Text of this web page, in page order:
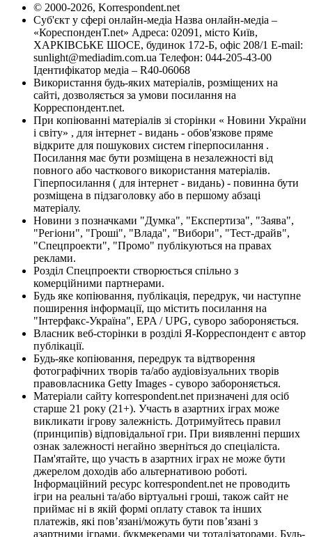
© 2000-2026, Korrespondent.net
Суб'єкт у сфері онлайн-медіа Назва онлайн-медіа –
«КореспонденТ.net» Адреса: 02091, місто Київ,
ХАРКІВСЬКЕ ШОСЕ, будинок 172-Б, офіс 208/1 E-mail:
sunlight@mediadim.com.ua Телефон: 044-205-43-00
Ідентифікатор медіа – R40-06068
Використання будь-яких матеріалів, розміщених на
сайті, дозволяється за умови посилання на
Корреспондент.net.
При копіюванні матеріалів зі сторінки « Новини України
і світу» , для інтернет - видань - обов'язкове пряме
відкрите для пошукових систем гіперпосилання .
Посилання має бути розміщена в незалежності від
повного або часткового використання матеріалів.
Гіперпосилання ( для інтернет - видань) - повинна бути
розміщена в підзаголовку або в першому абзаці
матеріалу.
Новини з позначками "Думка", "Експертиза", "Заява",
"Регіони", "Гроші", "Влада", "Вибори", "Тест-драйв",
"Спецпроекти", "Промо" публікуються на правах
реклами.
Розділ Спецпроекти створюється спільно з
комерційними партнерами.
Будь яке копіювання, публікація, передрук, чи наступне
поширення інформації, що містить посилання на
"Інтерфакс-Україна", EPA / UPG, суворо забороняється.
Власник веб-сторінки в розділі Я-Корреспондент є автор
публікації.
Будь-яке копіювання, передрук та відтворення
фотографічних творів та/або аудіовізуальних творів
правовласника Getty Images - суворо забороняється.
Матеріали сайту korrespondent.net призначені для осіб
старше 21 року (21+). Участь в азартних іграх може
викликати ігрову залежність. Дотримуйтесь правил
(принципів) відповідальної гри. При виявленні перших
ознак залежності негайно зверніться до спеціаліста.
Пам'ятайте, що участь в азартних іграх не може бути
джерелом доходів або альтернативою роботі.
Інформаційний ресурс korrespondent.net не проводить
ігри на реальні та/або віртуальні гроші, також сайт не
приймає ні в якій формі оплату ставок та інших
платежів, які пов’язані/можуть бути пов’язані з
азартними іграми, букмекерами чи тоталізаторами. Будь-